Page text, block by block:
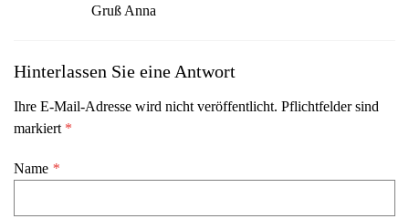
Gruß Anna
Hinterlassen Sie eine Antwort
Ihre E-Mail-Adresse wird nicht veröffentlicht. Pflichtfelder sind
markiert *
Name *